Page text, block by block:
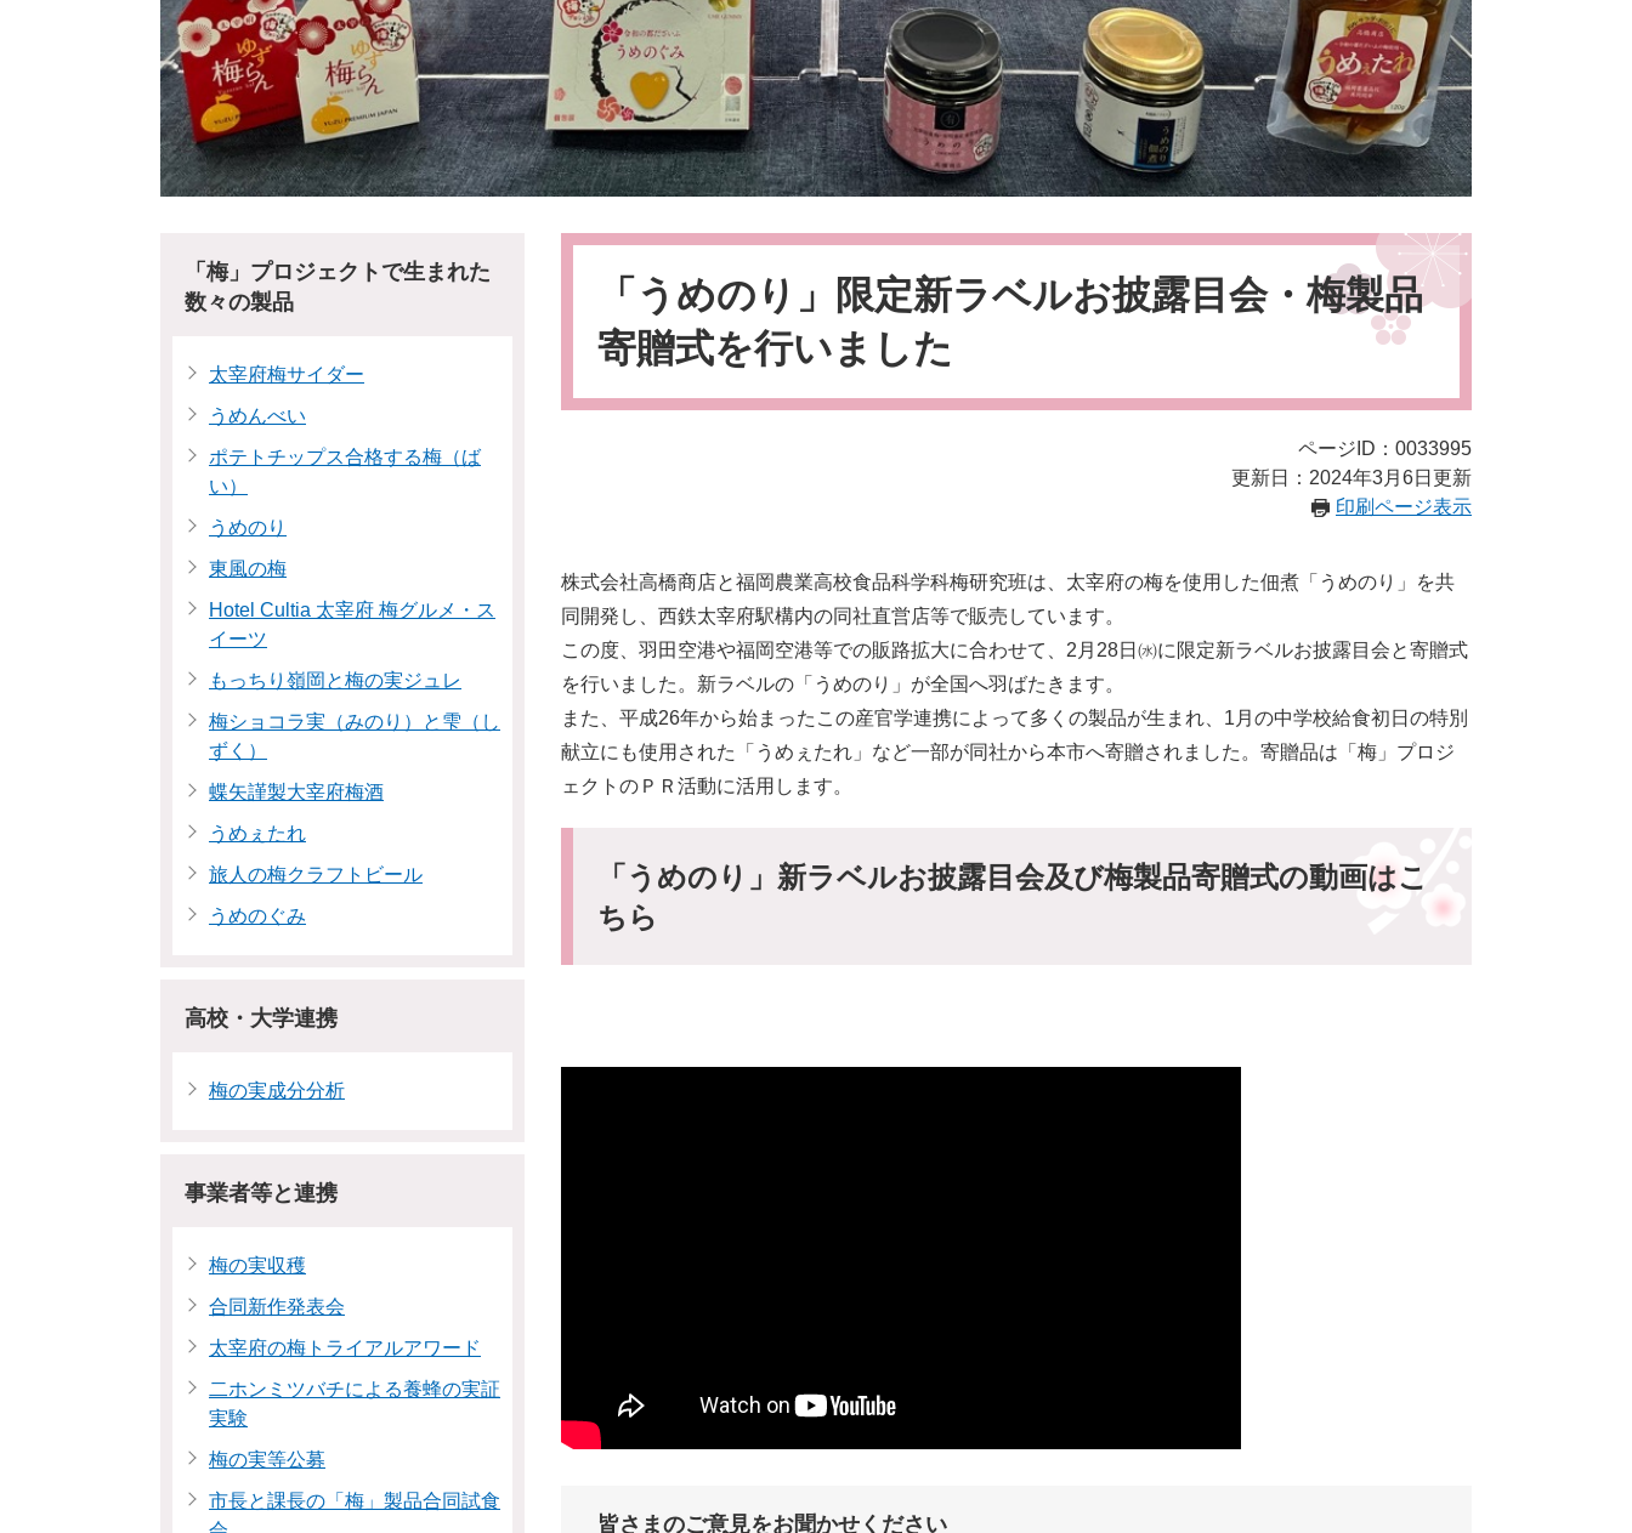
本
「うめのり」限定新ラベルお披露目会・梅製品
寄贈式を行いました
ページID：0033995
更新日：2024年3月6日更新
印刷ページ表示
株式会社高橋商店と福岡農業高校食品科学科梅研究班は、太宰府の梅を使用した佃煮「うめのり」を共
同開発し、西鉄太宰府駅構内の同社直営店等で販売しています。
この度、羽田空港や福岡空港等での販路拡大に合わせて、2月28日㈬に限定新ラベルお披露目会と寄贈式
を行いました。新ラベルの「うめのり」が全国へ羽ばたきます。
また、平成26年から始まったこの産官学連携によって多くの製品が生まれ、1月の中学校給食初日の特別
献立にも使用された「うめぇたれ」など一部が同社から本市へ寄贈されました。寄贈品は「梅」プロジ
ェクトのＰＲ活動に活用します。
「うめのり」新ラベルお披露目会及び梅製品寄贈式の動画はこ
ちら
皆さまのご意見をお聞かせください
「梅」プロジェクトで生まれた
数々の製品
太宰府梅サイダー
うめんべい
ポテトチップス合格する梅（ば
い）
うめのり
東風の梅
Hotel Cultia 太宰府 梅グルメ・ス
イーツ
もっちり嶺岡と梅の実ジュレ
梅ショコラ実（みのり）と雫（し
ずく）
蝶矢謹製大宰府梅酒
うめぇたれ
旅人の梅クラフトビール
うめのぐみ
高校・大学連携
梅の実成分分析
事業者等と連携
梅の実収穫
合同新作発表会
太宰府の梅トライアルアワード
二ホンミツバチによる養蜂の実証
実験
梅の実等公募
市長と課長の「梅」製品合同試食